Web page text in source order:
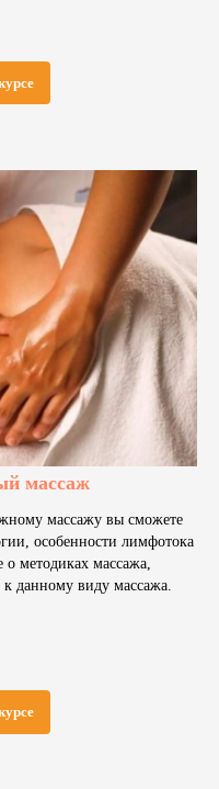
массаж
массажу вы сможете
особенности лимфотока
о методиках массажа,
данному виду массажа.